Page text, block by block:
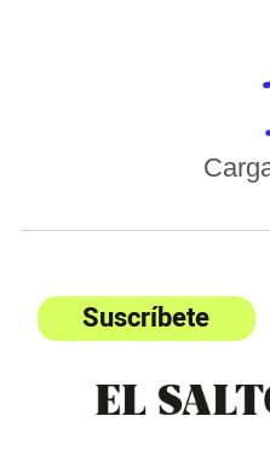
Suscríbete